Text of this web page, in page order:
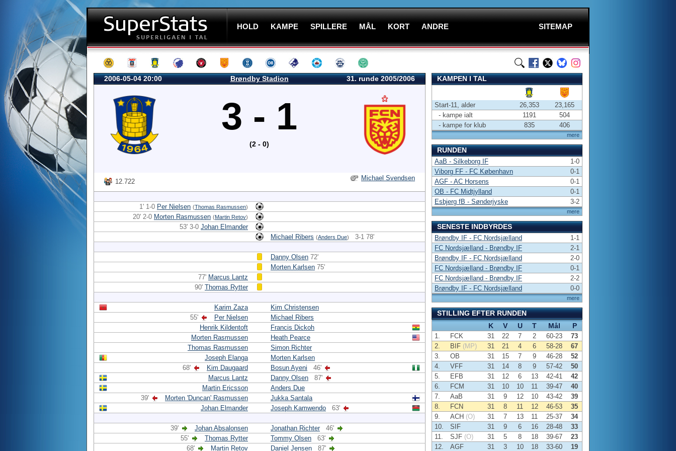
HOLD KAMPE SPILLERE MÅL KORT ANDRE SITEMAP
2006-05-04 20:00 Brøndby Stadion 31. runde 2005/2006
3 - 1
(2 - 0)
12.722 Michael Svendsen
1' 1-0 Per Nielsen (Thomas Rasmussen)
20' 2-0 Morten Rasmussen (Martin Retov)
53' 3-0 Johan Elmander
Michael Ribers (Anders Due) 3-1 78'
Danny Olsen 72'
Morten Karlsen 75'
77' Marcus Lantz
90' Thomas Rytter
Karim Zaza
Kim Christensen
55'
Per Nielsen
Michael Ribers
Henrik Kildentoft
Francis Dickoh
Morten Rasmussen
Heath Pearce
Thomas Rasmussen
Simon Richter
Joseph Elanga
Morten Karlsen
68'
Kim Daugaard Bosun Ayeni
46'
Marcus Lantz
Danny Olsen
87'
Martin Ericsson
Anders Due
39'
Morten 'Duncan' Rasmussen
Jukka Santala
Johan Elmander
Joseph Kamwendo 63'
39' Johan Absalonsen Jonathan Richter
46'
55'
Thomas Rytter Tommy Olsen
63'
68'
Martin Retov Daniel Jensen 87'
KAMPEN I TAL
mere
Start-11, alder 26,353
23,165
- kampe ialt
1191
504
- kampe for klub
835 406
RUNDEN
mere
AaB - Silkeborg IF
1-0
Viborg FF - FC København
0-1
AGF - AC Horsens
0-1
OB - FC Midtjylland
0-1
Esbjerg fB - Sønderjyske
3-2
SENESTE INDBYRDES
mere
Brøndby IF - FC Nordsjælland
1-1
FC Nordsjælland - Brøndby IF
2-1
Brøndby IF - FC Nordsjælland
2-0
FC Nordsjælland - Brøndby IF
0-1
FC Nordsjælland - Brøndby IF
2-2
Brøndby IF - FC Nordsjælland
0-0
STILLING EFTER RUNDEN
K
V U T Mål P
1. FCK 31 22 7 2 60-23
73
2.
BIF (MP) 31 21 4 6 58-28
67
3.
OB 31 15 7 9 46-28
52
4.
VFF 31 14 8 9 57-42
50
5.
EFB 31 12 6 13 42-41
42
6.
FCM 31 10 10 11 39-47
40
7.
AaB 31 9 12 10 43-42
39
8.
FCN 31 8 11 12 46-53
35
9.
ACH (O) 31 7 13 11 25-37
34
10.
SIF 31 9 6 16 28-48
33
11.
SJF (O) 31 5 8 18 39-67
23
12.
AGF 31 3 10 18 33-60 19